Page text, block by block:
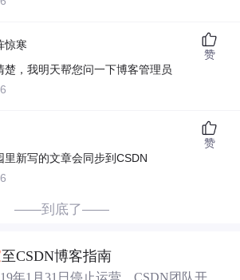
惊寒
楚，我明天帮您问一下博客管理员
赞
里新写的文章会同步到CSDN
赞
——到底了——
至CSDN博客指南